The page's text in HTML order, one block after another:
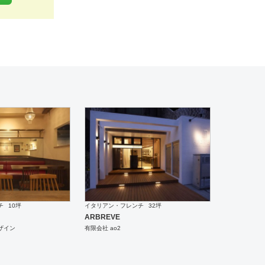
10坪
イン
イタリアン・フレンチ 32坪
ARBREVE
有限会社 ao2